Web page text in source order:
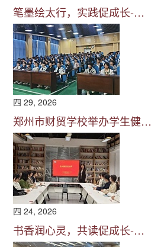
笔墨绘太行，实践促成长-…
四 29, 2026
郑州市财贸学校举办学生健…
四 24, 2026
书香润心灵，共读促成长-…